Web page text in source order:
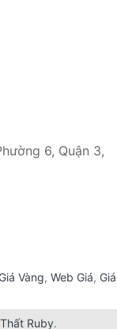
6, Quận 3,
Giá Vàng, Web Giá, Giá
Ruby.